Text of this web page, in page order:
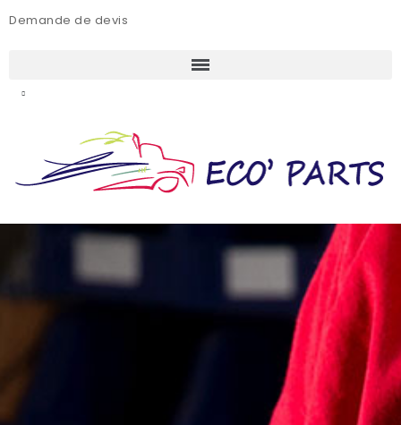
Demande de devis